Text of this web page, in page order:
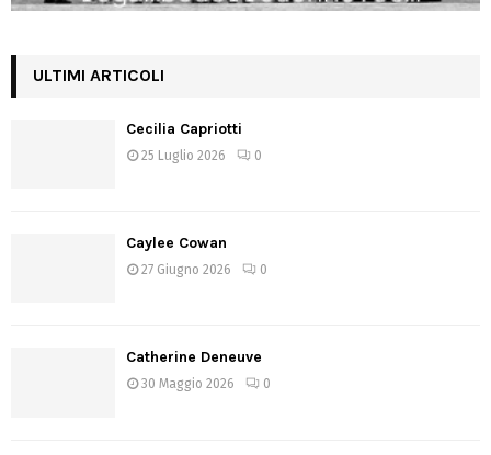
ULTIMI ARTICOLI
Cecilia Capriotti
25 Luglio 2026 0
Caylee Cowan
27 Giugno 2026 0
Catherine Deneuve
30 Maggio 2026 0